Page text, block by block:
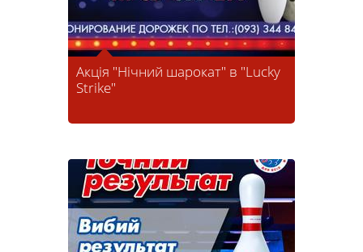
Акція "Нічний шарокат" в "Lucky
Strike"